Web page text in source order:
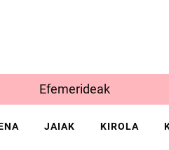
Efemerideak
JAIAK KIROLA